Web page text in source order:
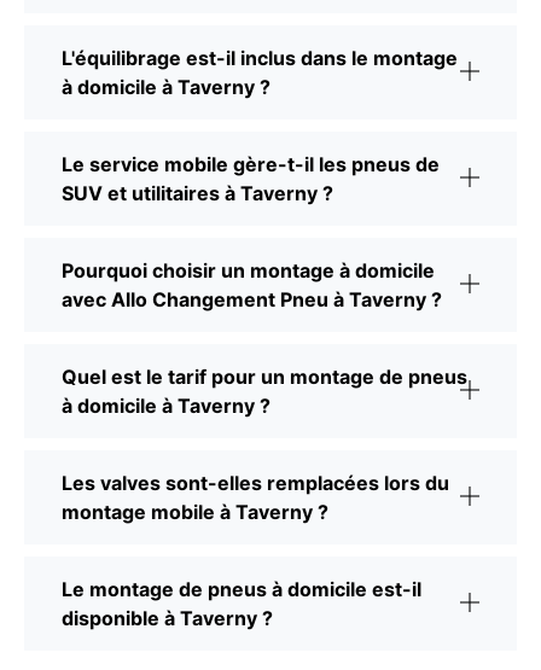
L'équilibrage est-il inclus dans le montage
à domicile à Taverny ?
Le service mobile gère-t-il les pneus de
SUV et utilitaires à Taverny ?
Pourquoi choisir un montage à domicile
avec Allo Changement Pneu à Taverny ?
Quel est le tarif pour un montage de pneus
à domicile à Taverny ?
Les valves sont-elles remplacées lors du
montage mobile à Taverny ?
Le montage de pneus à domicile est-il
disponible à Taverny ?